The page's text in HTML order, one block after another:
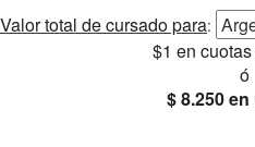
Valor total de cursado para:
$1 en
ó
$ 8.250en